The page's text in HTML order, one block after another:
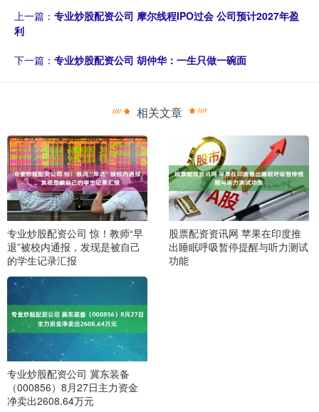
上一篇： 专业炒股配资公司 摩尔线程IPO过会 公司预计2027年盈
利
下一篇： 专业炒股配资公司 胡仲华：一生只做一碗面
相关文章
专业炒股配资公司 惊！教师“早
退”被校内通报，发现是被自己
的学生记录汇报
股票配资资讯网 苹果在印度推
出睡眠呼吸暂停提醒与听力测试
功能
专业炒股配资公司 冀东装备
（000856）8月27日主力资金
净卖出2608.64万元